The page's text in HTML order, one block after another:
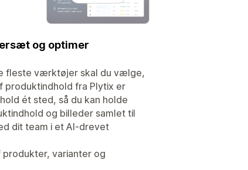
og optimer
fleste værktøjer skal du vælge,
fra Plytix er
ét sted, så du kan holde
og billeder samlet til
dit team i et AI-drevet
varianter og